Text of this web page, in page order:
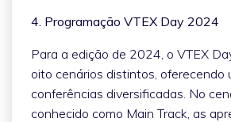
4. Programação VTEX Day 2024
Para a edição de 2024, o VTEX
oito cenários distintos, oferecendo
conferências diversificadas. No
conhecido como Main Track, as